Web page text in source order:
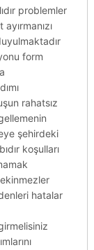
problemler
form
rahatsız
şehirdeki
koşulları
hatalar